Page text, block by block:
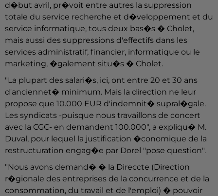
d�but avril, pr�voit entre autres la suppression
totale du service recherche et d�veloppement et du
service informatique, tous deux bas�s � Cholet,
mais aussi des suppressions d'effectifs dans les
services administratif, financier, informatique ou le
marketing, �galement situ�s � Cholet.
"La plupart des salari�s, ici, ont entre 20 et 30 ans
d'anciennet� minimum. Mais la direction ne leur
propose que 10.000 EUR d'indemnit� supral�gale.
Les syndicats -puisque nous travaillons de concert
avec la CGC- en demandent 100.000", a expliqu� M.
Duval, pour lequel la justification �conomique de la
restructuration engag�e par Dorel "pose question".
"Nous avons demand� � la Direccte (Direction
r�gionale des entreprises de la concurrence et de la
consommation, du travail et de l'emploi) � pouvoir